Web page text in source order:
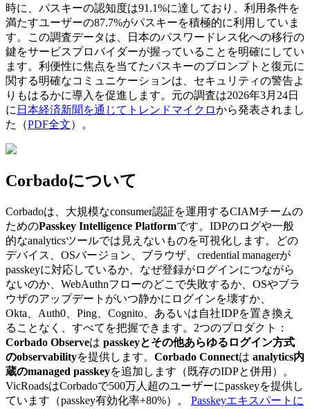
時に、パスキーの認知度は91.1%に達しており、利用条件を
満たすユーザーの87.7%がパスキーを積極的に利用していま
す。この調査データは、日本のパスワードレス化への移行の
鍵をサービスプロバイダーが握っていることを明確にしてい
ます。利便性に焦点を当てたパスキーのプロンプトと復元に
関する明確なコミュニケーションは、セキュリティの警告よ
りもはるかに導入を促進します。元の調査は2026年3月24日
に 日本経済新聞を通じてトレンドマイクロから発表されまし
た（PDF全文）。
Corbadoについて
Corbadoは、大規模なconsumer認証を運用するCIAMチームの
ためのPasskey Intelligence Platformです。IDPのログや一般
的なanalyticsツールでは見えないものを可視化します。どの
デバイス、OSバージョン、ブラウザ、credential managerが
passkeyに対応しているか、なぜ登録がログインにつながら
ないのか、WebAuthnフローのどこで失敗するか、OSやブラ
ウザのアップデートがいつ静かにログインを壊すか、
Okta、Auth0、Ping、Cognito、あるいは自社IDPを置き換え
ることなく、すべてを把握できます。2つのプロダクト：
Corbado Observeは passkeyとその他あらゆるログイン方式
のobservabilityを提供します。 Corbado Connectは analytics内
蔵のmanaged passkeyを追加します（既存のIDPと併用）。
VicRoadsはCorbadoで500万人超のユーザーにpasskeyを提供し
ています（passkey有効化率+80%）。
Passkeyエキスパートに